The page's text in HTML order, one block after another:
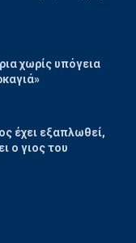
χωρίς υπόγεια
έχει εξαπλωθεί,
ο γιος του